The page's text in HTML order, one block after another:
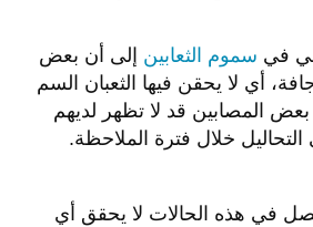
في سموم الثعابين إلى أن بعض
أي لا يحقن فيها الثعبان السم
المصابين قد لا تظهر لديهم
خلال فترة الملاحظة.
في هذه الحالات لا يحقق أي